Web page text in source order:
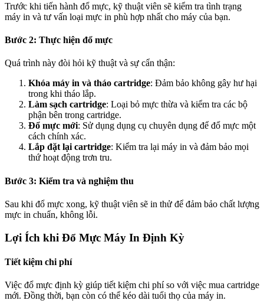
Trước khi tiến hành đổ mực, kỹ thuật viên sẽ kiểm tra tình trạng
máy in và tư vấn loại mực in phù hợp nhất cho máy của bạn.
Bước 2: Thực hiện đổ mực
Quá trình này đòi hỏi kỹ thuật và sự cẩn thận:
Khóa máy in và tháo cartridge: Đảm bảo không gây hư hại
trong khi tháo lắp.
Làm sạch cartridge: Loại bỏ mực thừa và kiểm tra các bộ
phận bên trong cartridge.
Đổ mực mới: Sử dụng dụng cụ chuyên dụng để đổ mực một
cách chính xác.
Lắp đặt lại cartridge: Kiểm tra lại máy in và đảm bảo mọi
thứ hoạt động trơn tru.
Bước 3: Kiểm tra và nghiệm thu
Sau khi đổ mực xong, kỹ thuật viên sẽ in thử để đảm bảo chất lượng
mực in chuẩn, không lỗi.
Lợi Ích khi Đổ Mực Máy In Định Kỳ
Tiết kiệm chi phí
Việc đổ mực định kỳ giúp tiết kiệm chi phí so với việc mua cartridge
mới. Đồng thời, bạn còn có thể kéo dài tuổi thọ của máy in.